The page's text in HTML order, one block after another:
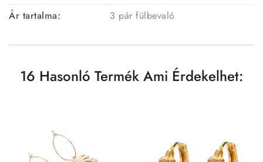
Ár tartalma:
3 pár fülbevaló
16 Hasonló Termék Ami Érdekelhet: